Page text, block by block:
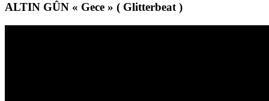
ALTIN GÛN « Gece » ( Glitterbeat )